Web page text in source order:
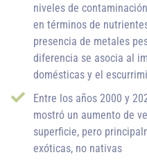
niveles de
en términos de
presencia de metales
diferencia se asocia al
domésticas y el
Entre los años 2000 y
mostró un aumento de
superficie, pero
exóticas, no nativas